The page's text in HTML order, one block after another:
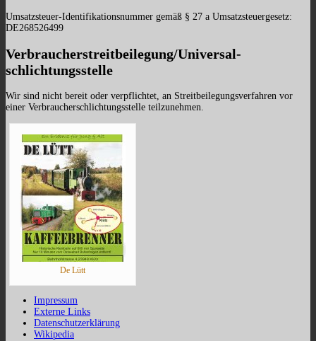
Umsatzsteuer-Identifikationsnummer gemäß § 27 a Umsatzsteuergesetz:
DE268526499
Verbraucher­streit­beilegung/Universal­
schlichtungs­stelle
Wir sind nicht bereit oder verpflichtet, an Streitbeilegungsverfahren vor
einer Verbraucherschlichtungsstelle teilzunehmen.
De Lütt
Impressum
Externe Links
Datenschutzerklärung
Wikipedia